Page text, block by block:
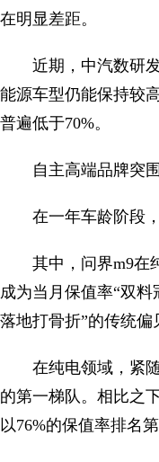
在明显差距。
近期，中汽数研
能源车型仍能保持较
普遍低于70%。
自主高端品牌突围
在一年车龄阶段
其中，问界m9在
成为当月保值率“双
落地打骨折”的传统偏
在纯电领域，紧
的第一梯队。相比之
以76%的保值率排名第